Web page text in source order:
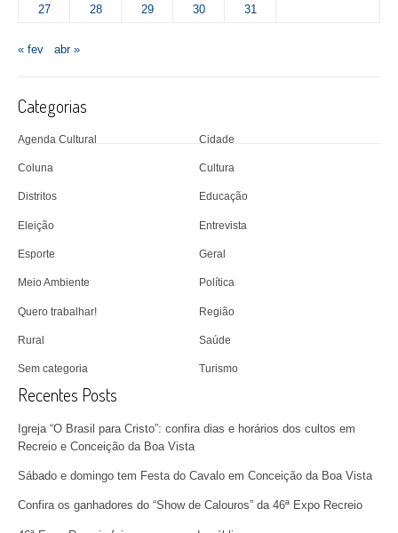
27
28 29 30 31
« fev abr »
Categorias
Agenda Cultural Cidade
Coluna Cultura
Distritos Educação
Eleição Entrevista
Esporte Geral
Meio Ambiente Política
Quero trabalhar! Região
Rural Saúde
Sem categoria Turismo
Recentes Posts
Igreja “O Brasil para Cristo”: confira dias e horários dos cultos em
Recreio e Conceição da Boa Vista
Sábado e domingo tem Festa do Cavalo em Conceição da Boa Vista
Confira os ganhadores do “Show de Calouros” da 46ª Expo Recreio